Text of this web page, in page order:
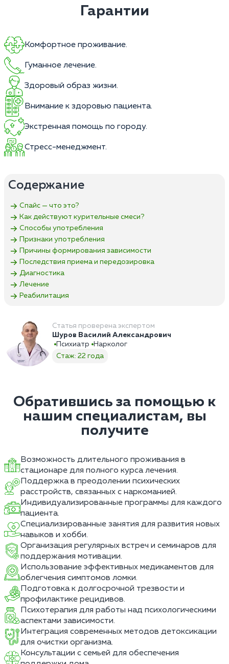
Гарантии
Комфортное проживание.
Гуманное лечение.
Здоровый образ жизни.
Внимание к здоровью пациента.
Экстренная помощь по городу.
Стресс-менеджмент.
Содержание
Спайс — что это?
Как действуют курительные смеси?
Способы употребления
Признаки употребления
Причины формирования зависимости
Последствия приема и передозировка
Диагностика
Лечение
Реабилитация
Статья проверена экспертом
Шуров Василий Александрович
Психиатр
Нарколог
Стаж: 22 года
Обратившись за помощью к
нашим специалистам, вы
получите
Возможность длительного проживания в
стационаре для полного курса лечения.
Поддержка в преодолении психических
расстройств, связанных с наркоманией.
Индивидуализированные программы для каждого
пациента.
Специализированные занятия для развития новых
навыков и хобби.
Организация регулярных встреч и семинаров для
поддержания мотивации.
Использование эффективных медикаментов для
облегчения симптомов ломки.
Подготовка к долгосрочной трезвости и
профилактике рецидивов.
Психотерапия для работы над психологическими
аспектами зависимости.
Интеграция современных методов детоксикации
для очистки организма.
Консультации с семьей для обеспечения